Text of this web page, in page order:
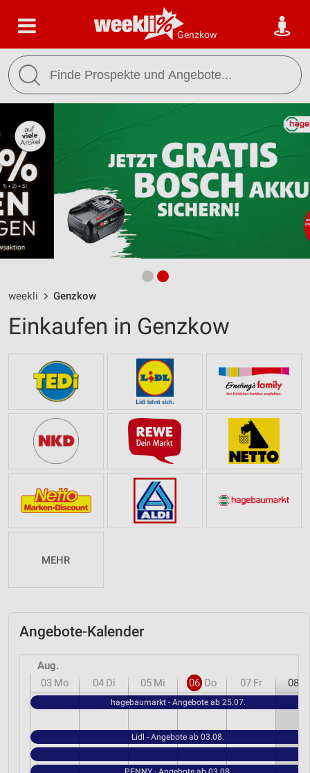
Genzkow
weekli Genzkow
Einkaufen in Genzkow
MEHR
Angebote-Kalender
Aug.
03 Mo 04 Di 05 Mi 06 Do 07 Fr 08
hagebaumarkt - Angebote ab 25.07.
Lidl - Angebote ab 03.08.